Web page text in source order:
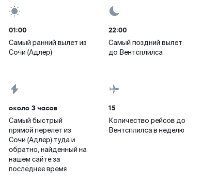
01:00
Самый ранний вылет из
Сочи (Адлер)
22:00
Самый поздний вылет
до Вентсплилса
около 3 часов
Самый быстрый
прямой перелет из
Сочи (Адлер) туда и
обратно, найденный на
нашем сайте за
последнее время
15
Количество рейсов до
Вентсплилса в неделю